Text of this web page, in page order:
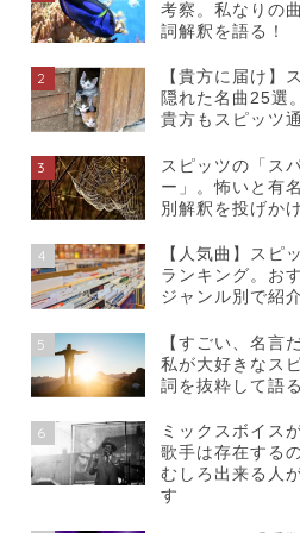
考察。私なりの
詞解釈を語る！
2
【貴方に届け】
隠れた名曲25選
貴方もスピッツ
3
スピッツの「ス
ー」。怖いと有
別解釈を投げか
4
【人気曲】スピ
ランキング。お
ジャンル別で紹介
5
【すごい、名言
私が大好きなス
詞を抜粋して語る
6
ミックスボイス
歌手は存在する
むしろ出来る人
す